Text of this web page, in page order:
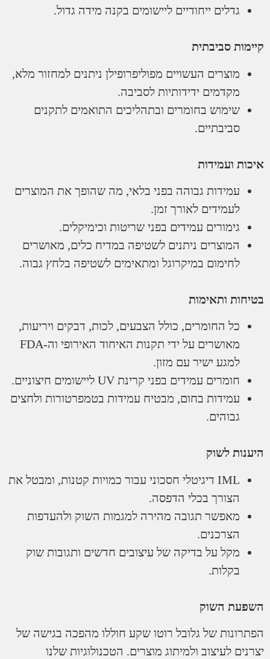
גדלים ייחודיים ליישומים בקנה מידה גדול.
סביבתית
מוצרים העשויים מפוליפרופילן ניתנים למחזור מלא,
מקדמים ידידותיות לסביבה.
שימוש בחומרים ובתהליכים התואמים לתקנים
סביבתיים.
ועמידות
עמידות גבוהה בפני בלאי, מה שהופך את המוצרים
לעמידים לאורך זמן.
גימורים עמידים בפני שריטות וכימיקלים.
המוצרים ניתנים לשטיפה במדיח כלים, מאושרים
לחימום במיקרוגל ומתאימים לשטיפה בלחץ גבוה.
ותאימות
כל החומרים, כולל הצבעים, לכות, דבקים ויריעות,
מאושרים על ידי תקנות האיחוד האירופי וה-FDA
למגע ישיר עם מזון.
חומרים עמידים בפני קרינת UV ליישומים חיצוניים.
עמידות בחום, מבטיח עמידות בטמפרטורות ולחצים
גבוהים.
לשוק
IML דיגיטלי חסכוני עבור כמויות קטנות, ומבטל את
הצורך בכלי הדפסה.
מאפשר תגובה מהירה למגמות השוק ולהעדפות
הצרכנים.
מקל על בדיקה של עיצובים חדשים ותגובות שוק
בקלות.
השוק
של גלובל רוטו שקע חוללו מהפכה בגישה של
לעיצוב ולמיתוג מוצרים. הטכנולוגיות שלנו